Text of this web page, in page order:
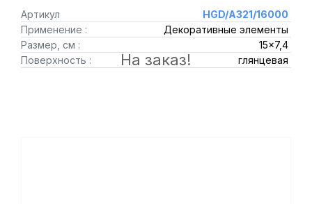
Артикул
HGD/A321/16000
Применение :
Декоративные элементы
Размер, см :
15x7,4
Поверхность :
глянцевая
На заказ!